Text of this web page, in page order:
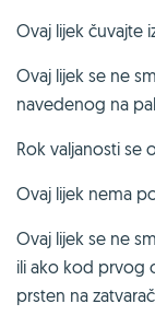
Ovaj lijek čuvajte
Ovaj lijek se ne
navedenog na
Rok valjanosti se
Ovaj lijek nema
Ovaj lijek se ne
ili ako kod prvog
prsten na